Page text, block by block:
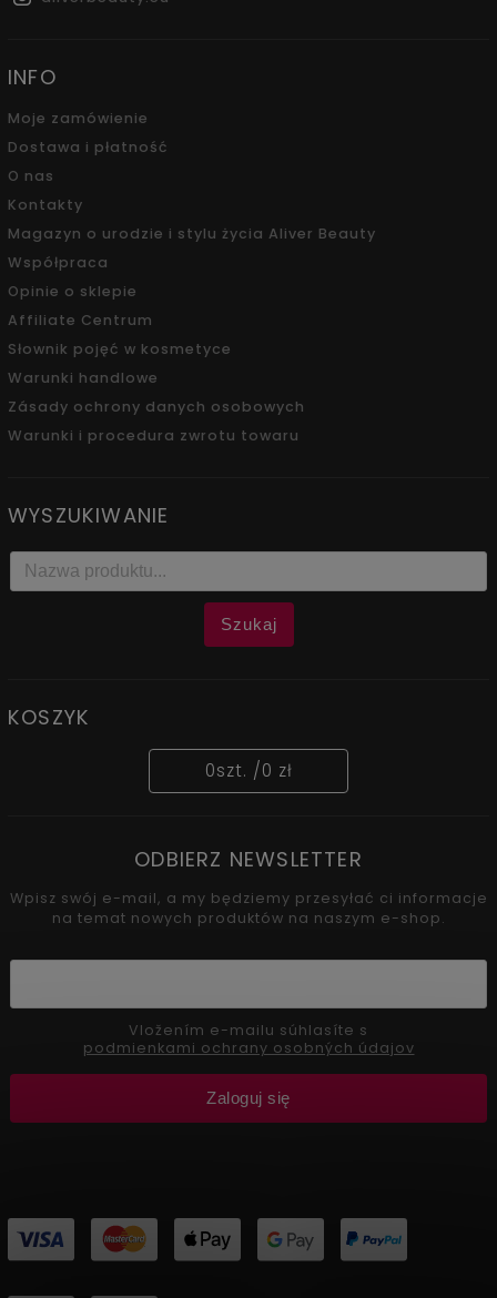
INFO
Moje zamówienie
Dostawa i płatność
O nas
Kontakty
Magazyn o urodzie i stylu życia Aliver Beauty
Współpraca
Opinie o sklepie
Affiliate Centrum
Słownik pojęć w kosmetyce
Warunki handlowe
Zásady ochrony danych osobowych
Warunki i procedura zwrotu towaru
WYSZUKIWANIE
Szukaj
KOSZYK
0szt. /0 zł
ODBIERZ NEWSLETTER
Wpisz swój e-mail, a my będziemy przesyłać ci informacje
na temat nowych produktów na naszym e-shop.
podmienkami ochrany osobných údajov
Zaloguj się